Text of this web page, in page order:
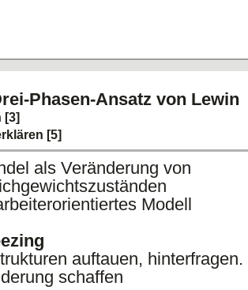
Phasen-Ansatz von Lewin
[3]
[5]
als Veränderung von
Modell
auftauen,
schaffen